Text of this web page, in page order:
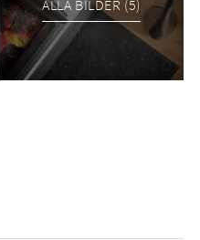
ALLA BILDER (5)